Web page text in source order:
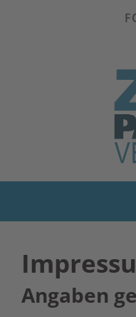
Vereinsleben
Unterstützen
Angaben